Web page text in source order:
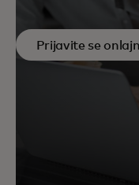
Prijavite se onlajn